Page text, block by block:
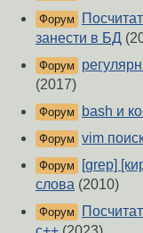
Форум
занести в БД
Форум
(2017)
Форум bash и
Форум vim
Форум
[grep]
слова (2010)
Форум